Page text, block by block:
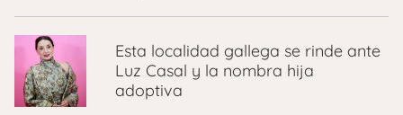
Esta localidad gallega se rinde ante
Luz Casal y la nombra hija
adoptiva